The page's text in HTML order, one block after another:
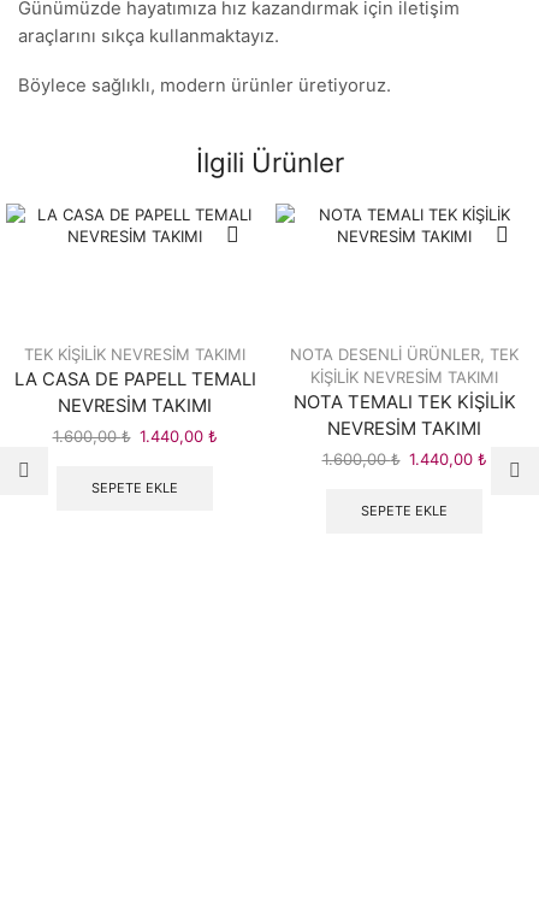
Günümüzde hayatımıza hız kazandırmak için iletişim
araçlarını sıkça kullanmaktayız.
Böylece sağlıklı, modern ürünler üretiyoruz.
İlgili Ürünler
TEK KİŞİLİK NEVRESİM TAKIMI
LA CASA DE PAPELL TEMALI
NEVRESİM TAKIMI
1.600,00₺ Orijinal
1.600,00 ₺.
1.440,00 ₺
SEPETE EKLE
NOTA DESENLİ ÜRÜNLER TEK
KİŞİLİK NEVRESİM TAKIMI
NOTA TEMALI TEK KİŞİLİK
NEVRESİM TAKIMI
1.600,00₺ Orijinal
1.600,00 ₺.
1.440,00 ₺
andaki
SEPETE EKLE